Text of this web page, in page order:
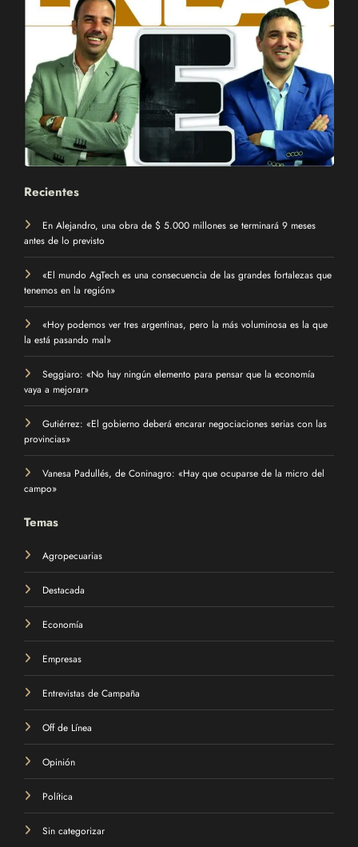
Recientes
En Alejandro, una obra de $ 5.000 millones se terminará 9 meses
antes de lo previsto
«El mundo AgTech es una consecuencia de las grandes fortalezas que
tenemos en la región»
«Hoy podemos ver tres argentinas, pero la más voluminosa es la que
la está pasando mal»
Seggiaro: «No hay ningún elemento para pensar que la economía
vaya a mejorar»
Gutiérrez: «El gobierno deberá encarar negociaciones serias con las
provincias»
Vanesa Padullés, de Coninagro: «Hay que ocuparse de la micro del
campo»
Temas
Agropecuarias
Destacada
Economía
Empresas
Entrevistas de Campaña
Off de Línea
Opinión
Política
Sin categorizar